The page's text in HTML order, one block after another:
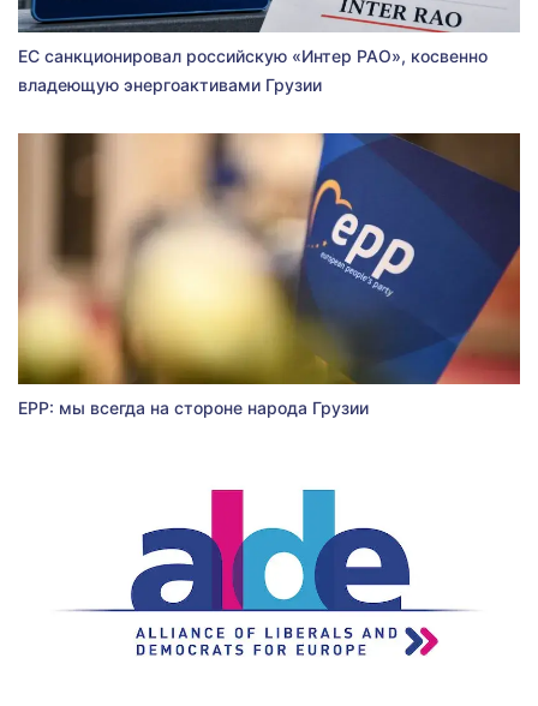
ЕС санкционировал российскую «Интер РАО», косвенно
владеющую энергоактивами Грузии
EPP: мы всегда на стороне народа Грузии